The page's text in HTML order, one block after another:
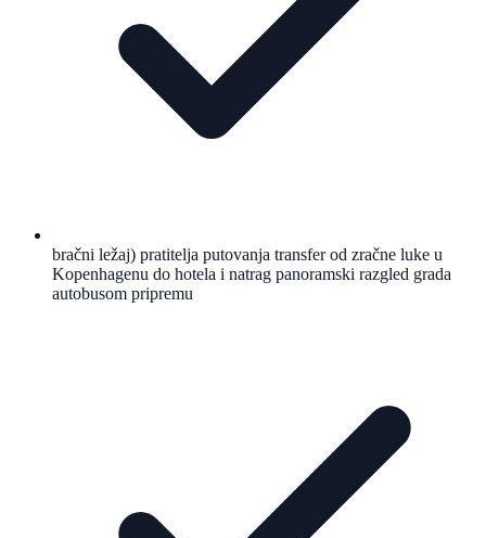
bračni ležaj) pratitelja putovanja transfer od zračne luke u
Kopenhagenu do hotela i natrag panoramski razgled grada
autobusom pripremu